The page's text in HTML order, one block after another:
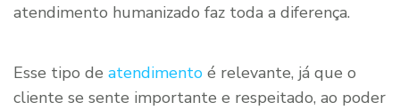
atendimento humanizado faz toda a diferença.
Esse tipo de atendimento é relevante, já que o
cliente se sente importante e respeitado, ao poder